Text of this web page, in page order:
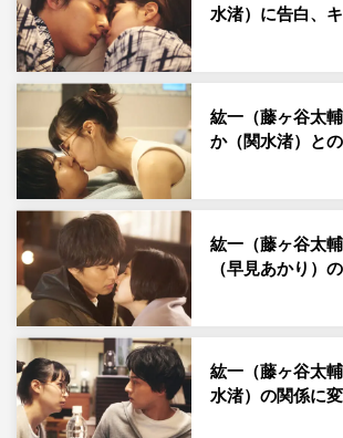
「こういう場で泣いちゃったのが初めて
い…」と言いつつ、涙ながらに「いつも
幸せでした。皆さんのことが大好きです
さらに、藤ヶ谷に「たくさん支えてくだ
ございました」と深々とお辞儀をして感
そして、本作をここまで引っ張ってきた
いに撮了。監督から花束を受け取り、固
「ラブコメの経験があまりなかったので
っていけるのか不安だった」という藤
な動きはもちろん、ふとした瞬間の目の
など、繊細な演技を絶賛する声が続出。
も披露し、役者としての幅を見せつける
水渚）に告白、
紘一（藤ヶ谷太
か（関水渚）と
紘一（藤ヶ谷太
（早見あかり）
紘一（藤ヶ谷太
水渚）の関係に